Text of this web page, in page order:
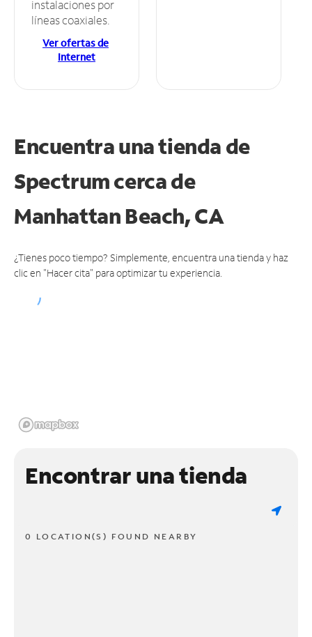
instalaciones por
líneas coaxiales.
Ver ofertas de
Internet
Encuentra una tienda de
Spectrumcerca de
Manhattan Beach, CA
¿Tienes poco tiempo? Simplemente, encuentra una tienda y haz
clic en "Hacer cita" para optimizar tu experiencia.
Encontrar una tienda
0 LOCATION(S) FOUND NEARBY